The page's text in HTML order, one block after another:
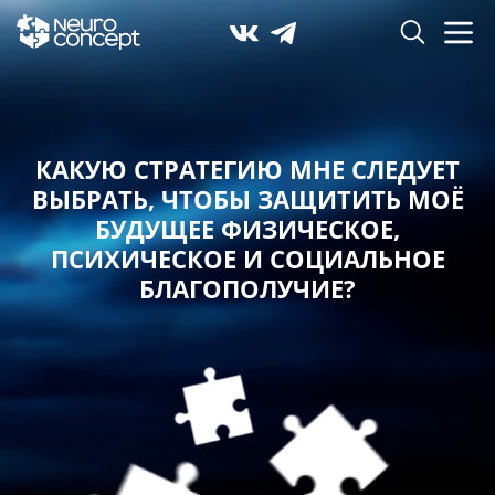
КАКУЮ СТРАТЕГИЮ МНЕ СЛЕДУЕТ
ВЫБРАТЬ,ЧТОБЫ ЗАЩИТИТЬ МОЁ
БУДУЩЕЕ ФИЗИЧЕСКОЕ,
ПСИХИЧЕСКОЕ И СОЦИАЛЬНОЕ
БЛАГОПОЛУЧИЕ?